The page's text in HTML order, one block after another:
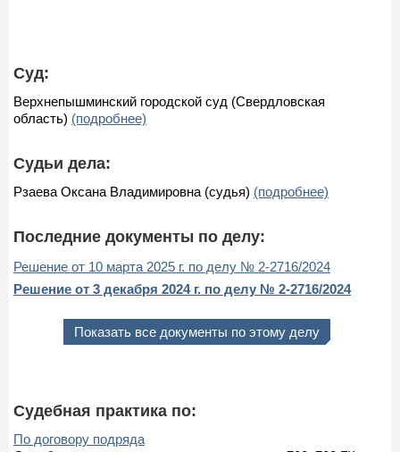
Суд:
Верхнепышминский городской суд (Свердловская
область) (подробнее)
Судьи дела:
Рзаева Оксана Владимировна (судья) (подробнее)
Последние документы по делу:
Решение от 10 марта 2025 г. по делу № 2-2716/2024
Решение от 3 декабря 2024 г. по делу № 2-2716/2024
Показать все документы по этому делу
Судебная практика по:
По договору подряда